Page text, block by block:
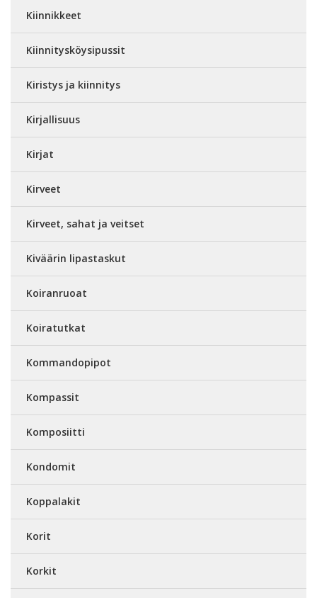
Kiinnikkeet
Kiinnitysköysipussit
Kiristys ja kiinnitys
Kirjallisuus
Kirjat
Kirveet
Kirveet, sahat ja veitset
Kiväärin lipastaskut
Koiranruoat
Koiratutkat
Kommandopipot
Kompassit
Komposiitti
Kondomit
Koppalakit
Korit
Korkit